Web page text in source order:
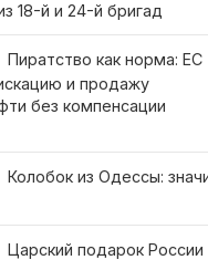
18-й и 24-й бригад
Пиратство как норма: ЕС
и продажу
без компенсации
Колобок из Одессы:
Царский подарок России